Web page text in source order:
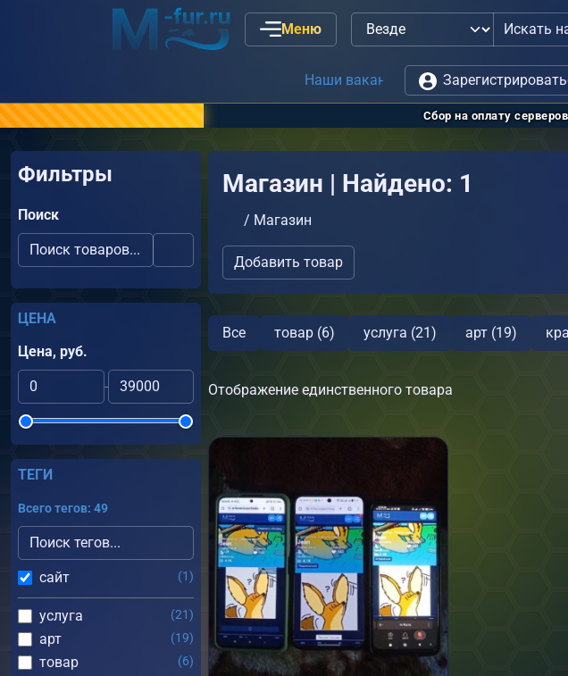
Меню
Наши вакансииилисвязь с администрацией
Сбор на оплату
Фильтры
Поиск
ЦЕНА
Цена, руб.
-
ТЕГИ
Всего тегов: 49
сайт (1)
услуга (21)
арт (19)
товар (6)
Магазин | Найдено: 1
/ Магазин
Добавить товар
Все товар (6) услуга (21) арт (19)
Отображение единственного товара